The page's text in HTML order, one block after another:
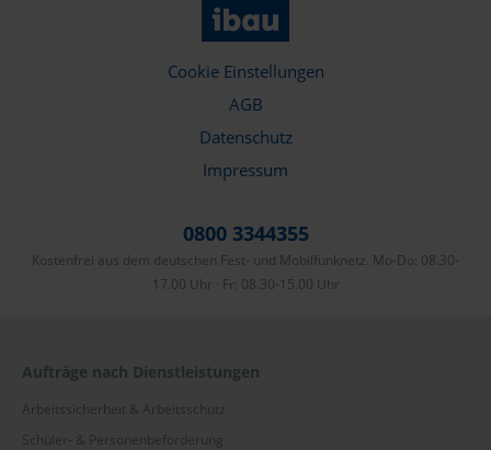
Cookie Einstellungen
AGB
Datenschutz
Impressum
0800 3344355
Kostenfrei aus dem deutschen Fest- und Mobilfunknetz. Mo-Do: 08.30-
17.00 Uhr · Fr: 08.30-15.00 Uhr
Aufträge nach Dienstleistungen
Arbeitssicherheit & Arbeitsschutz
Schüler- & Personenbeförderung